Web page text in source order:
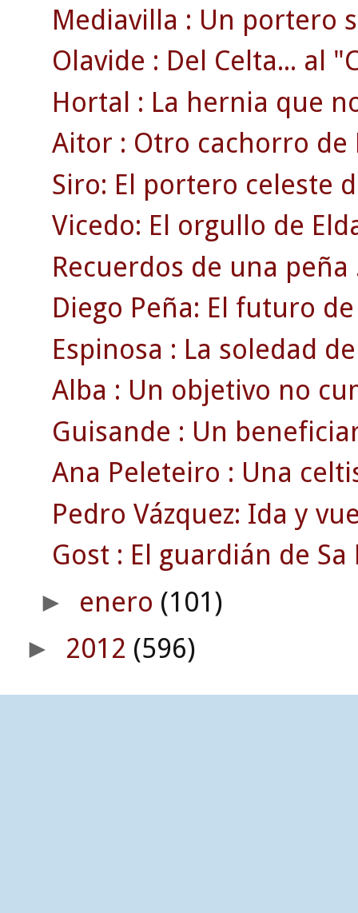
Mediavilla : Un portero
Olavide : Del Celta... al
Hortal : La hernia que
Aitor : Otro cachorro de
Siro: El portero celeste
Vicedo: El orgullo de
Recuerdos de una peña
Diego Peña: El futuro
Espinosa : La soledad
Alba : Un objetivo no
Guisande : Un
Ana Peleteiro : Una
Pedro Vázquez: Ida y
Gost : El guardián de Sa
► enero (101)
► 2012 (596)